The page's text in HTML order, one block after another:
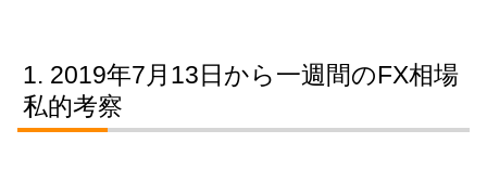
2019年7月13日から一週間のFX相場
私的考察